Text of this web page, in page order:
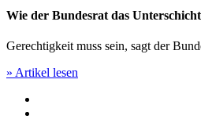
Wie der Bundesrat das
Gerechtigkeit muss sein, sagt der
» Artikel lesen